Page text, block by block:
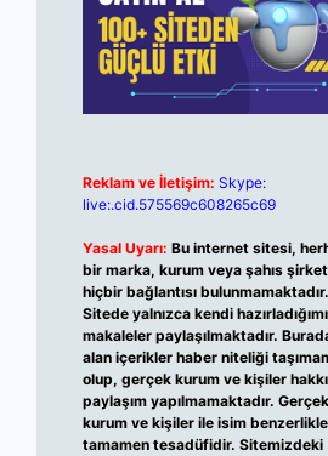
Reklam ve İletişim: Skype:
live:.cid.575569c608265c69
Yasal Uyarı: Bu internet sitesi,
bir marka, kurum veya şahıs
hiçbir bağlantısı bulunmamaktadır.
Sitede yalnızca kendi
makaleler paylaşılmaktadır.
alan içerikler haber niteliği
olup, gerçek kurum ve kişiler
paylaşım yapılmamaktadır. Gerçek
kurum ve kişiler ile isim
tamamen tesadüfidir. Sitemizdeki